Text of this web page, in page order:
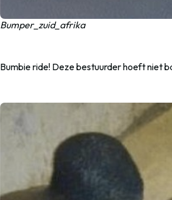
Bumper_zuid_afrika
Bumbie ride! Deze bestuurder hoeft niet